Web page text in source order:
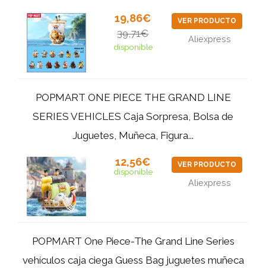
19,86€
39,71€
disponible
VER PRODUCTO
Aliexpress
POPMART ONE PIECE THE GRAND LINE
SERIES VEHICLES Caja Sorpresa, Bolsa de
Juguetes, Muñeca, Figura...
12,56€
disponible
VER PRODUCTO
Aliexpress
POPMART One Piece-The Grand Line Series
vehículos caja ciega Guess Bag juguetes muñeca